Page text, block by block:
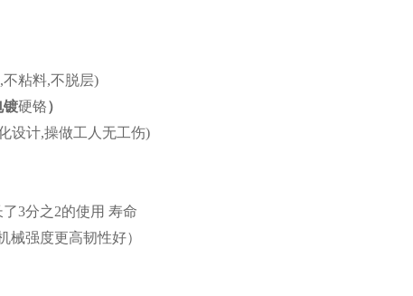
不粘料,不脱层)
镀硬铬）
设计,操做工人无工伤)
长了3分之2的使用 寿命
械强度更高韧性好）